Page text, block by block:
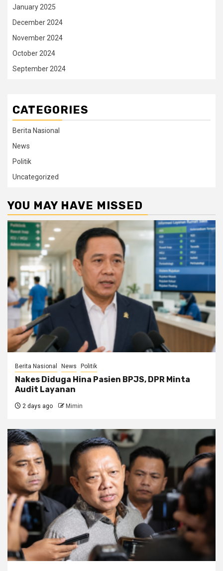
January 2025
December 2024
November 2024
October 2024
September 2024
CATEGORIES
Berita Nasional
News
Politik
Uncategorized
YOU MAY HAVE MISSED
Berita Nasional News Politik
Nakes Diduga Hina Pasien BPJS, DPR Minta
Audit Layanan
2 days ago Mimin